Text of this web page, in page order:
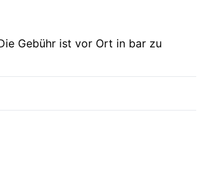
Gebühr ist vor Ort in bar zu